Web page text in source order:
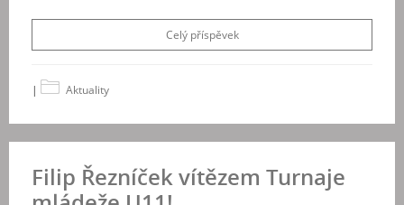
Celý příspěvek
| Aktuality
Filip Řezníček vítězem Turnaje